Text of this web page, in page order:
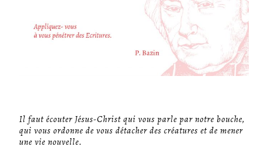
Il faut écouter Jésus-Christ qui vous parle par notre bouche,
qui vous ordonne de vous détacher des créatures et de mener
une vie nouvelle.